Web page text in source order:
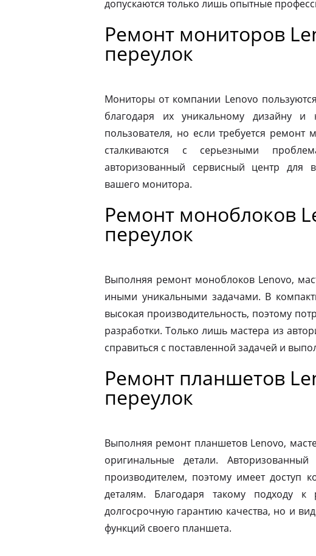
допускаются только лишь опытные
Ремонт мониторов
переулок
Мониторы от компании Lenovo
благодаря их уникальному дизайну
пользователя, но если требуется ремонт
сталкиваются с серьезными
авторизованный сервисный центр для
вашего монитора.
Ремонт моноблоков
переулок
Выполняя ремонт моноблоков Lenovo,
иными уникальными задачами. В
высокая производительность, поэтому
разработки. Только лишь мастера из
справиться с поставленной задачей и
Ремонт планшетов
переулок
Выполняя ремонт планшетов Lenovo,
оригинальные детали.
производителем, поэтому имеет доступ
деталям. Благодаря такому подходу
долгосрочную гарантию качества, но и
функций своего планшета.